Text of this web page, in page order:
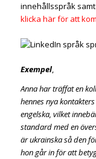
innehållsspråk
klicka här för att
Exempel,
Anna har träffat en
hennes nya
engelska, vilket
standard med en
är ukrainska så den
hon går in för att